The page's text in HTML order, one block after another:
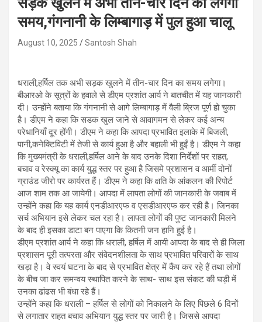
समय,गंगनानी के लिम्बागाड़ में पुल हुआ चालू
August 10, 2025 Santosh Shah
धराली,हर्षिल तक अभी सड़क खुलने में तीन-चार दिन का समय लगेगा।
बीआरओ के सूत्रों के हवाले से डीएम प्रशांत आर्य ने बातचीत में यह जानकारी
दी। उन्होंने बताया कि गंगनानी से आगे लिम्बागाड़ में वैली ब्रिज पूर्ण हो चुका
है। डीएम ने कहा कि सडक खुल जाने से आवागमन से लेकर कई अन्य
परेधानियाँ दूर होंगी। डीएम ने कहा कि आपदा प्रभावित इलाके में बिजली,
पानी,कनेक्टिविटी में तेजी से कार्य हुआ है और बहाली भी हुईं है। डीएम ने कहा
कि मुख्यमंत्री के धराली,हर्षिल आने के बाद उनके दिशा निर्देशों पर राहत,
बचाव व रेस्क्यू का कार्य युद्ध स्तर पर हुआ है जिसमे प्रशासन व आर्मी दोनों
ग्राउंड जीरो पर कार्यरत हैं। डीएम ने कहा कि क्षति के आंकलन की रिपोर्ट
आज शाम तक आ जायेगी। आपदा में लापता लोगों की जानकारी के जवाब में
उन्होंने कहा कि यह कार्य एनडीआरएफ व एसडीआरएफ कर रही है। जिनका
सर्च अभियान इसे लेकर चल रहा है। लापता लोगों की पुष्ट जानकारी मिलने
के बाद ही इसका डाटा बन पाएगा कि कितनी जन हानि हुई है।
डीएम प्रशांत आर्य ने कहा कि धराली, हर्षिल में आयी आपदा के बाद से ही जिला
प्रशासन पूरी तत्परता और संवेदनशीलता के साथ प्रभावित परिवारों के साथ
खड़ा है। वे स्वयं घटना के बाद से प्रभावित क्षेत्र में कैंप कर रहे हैं तथा लोगों
के बीच जा कर समन्वय स्थापित करने के साथ- साथ इस संकट की घड़ी में
उनका ढांढस भी बंधा रहे हैं।
उन्होंने कहा कि धराली – हर्षिल से लोगों को निकालने के लिए पिछले 6 दिनों
से लगातार राहत बचाव अभियान युद्ध स्तर पर जारी है। जिससे आपदा